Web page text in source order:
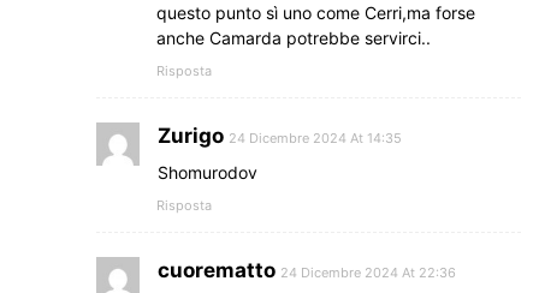
questo punto sì uno come Cerri,ma forse
anche Camarda potrebbe servirci..
Risposta
Zurigo 24 Dicembre 2024 At 14:35
Shomurodov
Risposta
cuorematto 24 Dicembre 2024 At 22:36